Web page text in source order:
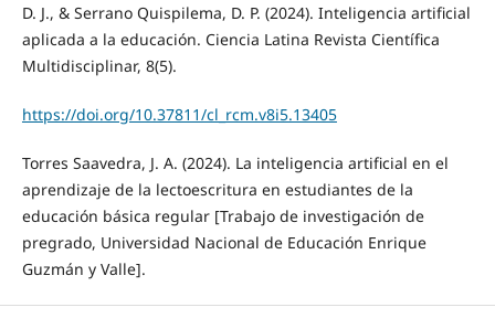
D. J., & Serrano Quispilema, D. P. (2024). Inteligencia artificial
aplicada a la educación. Ciencia Latina Revista Científica
Multidisciplinar, 8(5).
https://doi.org/10.37811/cl_rcm.v8i5.13405
Torres Saavedra, J. A. (2024). La inteligencia artificial en el
aprendizaje de la lectoescritura en estudiantes de la
educación básica regular [Trabajo de investigación de
pregrado, Universidad Nacional de Educación Enrique
Guzmán y Valle].